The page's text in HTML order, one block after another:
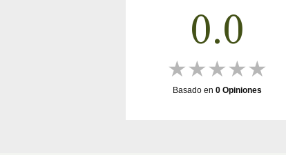
0.0
★★★★★
Basado en 0 Opiniones